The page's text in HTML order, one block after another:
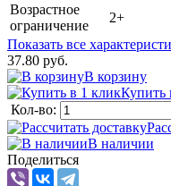
Возрастное
ограничение
2+
Показать все
37.80 руб.
В корзину
Купить
Кол-во:
В наличии
Поделиться